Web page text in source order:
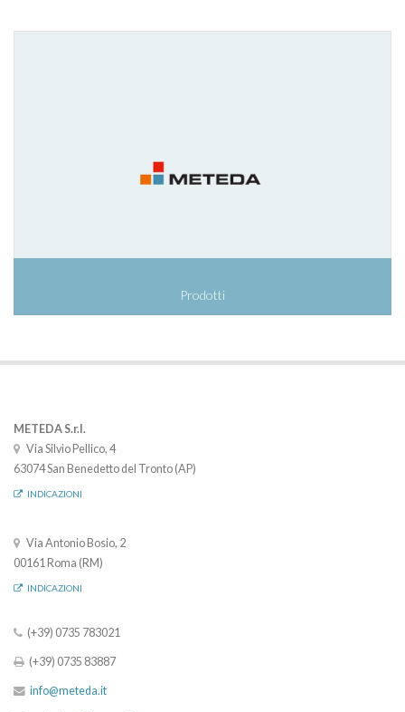
Prodotti
METEDA S.r.l.
Via Silvio Pellico, 4
63074 San Benedetto del Tronto (AP)
INDICAZIONI
Via Antonio Bosio, 2
00161 Roma (RM)
INDICAZIONI
(+39) 0735 783021
(+39) 0735 83887
info@meteda.it